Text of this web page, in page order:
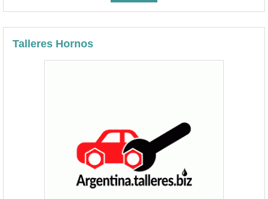
Talleres Hornos